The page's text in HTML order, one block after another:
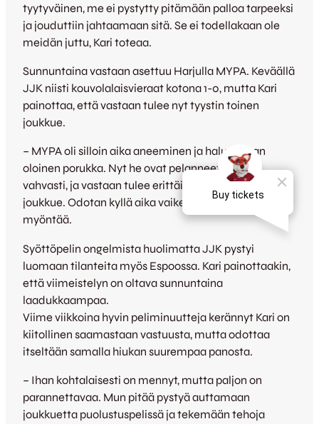
tyytyväinen, me ei pystytty pitämään palloa tarpeeksi
ja jouduttiin jahtaamaan sitä. Se ei todellakaan ole
meidän juttu, Kari toteaa.
Sunnuntaina vastaan asettuu Harjulla MYPA. Keväällä
JJK niisti kouvolalaisvieraat kotona 1-0, mutta Kari
painottaa, että vastaan tulee nyt tyystin toinen
joukkue.
– MYPA oli silloin aika aneeminen ja haluttoman
oloinen porukka. Nyt he ovat pelanneet todella
vahvasti, ja vastaan tulee erittäin hyvävireinen
joukkue. Odotan kyllä aika vaikeaa matsia, Tommi
myöntää.
Syöttöpelin ongelmista huolimatta JJK pystyi
luomaan tilanteita myös Espoossa. Kari painottaakin,
että viimeistelyn on oltava sunnuntaina
laadukkaampaa.
Viime viikkoina hyvin peliminuutteja kerännyt Kari on
kiitollinen saamastaan vastuusta, mutta odottaa
itseltään samalla hiukan suurempaa panosta.
– Ihan kohtalaisesti on mennyt, mutta paljon on
parannettavaa. Mun pitää pystyä auttamaan
joukkuetta puolustuspelissä ja tekemään tehoja